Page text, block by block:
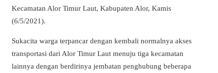
Kecamatan Alor Timur Laut, Kabupaten Alor, Kamis
(6/5/2021).
Sukacita warga terpancar dengan kembali normalnya akses
transportasi dari Alor Timur Laut menuju tiga kecamatan
lainnya dengan berdirinya jembatan penghubung beberapa